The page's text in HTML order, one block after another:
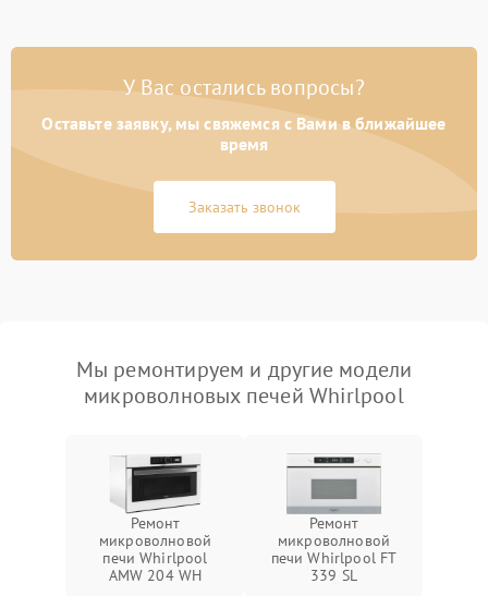
У Вас остались вопросы?
Оставьте заявку, мы свяжемся с Вами в ближайшее
время
Заказать звонок
Мы ремонтируем и другие модели
микроволновых печей Whirlpool
Ремонт
микроволновой
печи Whirlpool
AMW 204 WH
Ремонт
микроволновой
печи Whirlpool FT
339 SL